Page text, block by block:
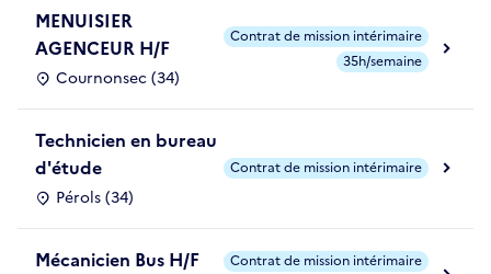
MENUISIER
AGENCEUR H/F
Cournonsec (34)
Contrat de mission intérimaire
35h/semaine
Technicien en bureau
d'étude
Pérols (34)
Contrat de mission intérimaire
Mécanicien Bus H/F
Contrat de mission intérimaire